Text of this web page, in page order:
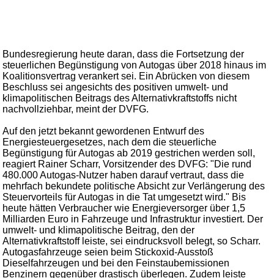
Bundesregierung heute daran, dass die Fortsetzung der
steuerlichen Begünstigung von Autogas über 2018 hinaus im
Koalitionsvertrag verankert sei. Ein Abrücken von diesem
Beschluss sei angesichts des positiven umwelt- und
klimapolitischen Beitrags des Alternativkraftstoffs nicht
nachvollziehbar, meint der DVFG.
Auf den jetzt bekannt gewordenen Entwurf des
Energiesteuergesetzes, nach dem die steuerliche
Begünstigung für Autogas ab 2019 gestrichen werden soll,
reagiert Rainer Scharr, Vorsitzender des DVFG: "Die rund
480.000 Autogas-Nutzer haben darauf vertraut, dass die
mehrfach bekundete politische Absicht zur Verlängerung des
Steuervorteils für Autogas in die Tat umgesetzt wird." Bis
heute hätten Verbraucher wie Energieversorger über 1,5
Milliarden Euro in Fahrzeuge und Infrastruktur investiert. Der
umwelt- und klimapolitische Beitrag, den der
Alternativkraftstoff leiste, sei eindrucksvoll belegt, so Scharr.
Autogasfahrzeuge seien beim Stickoxid-Ausstoß
Dieselfahrzeugen und bei den Feinstaubemissionen
Benzinern gegenüber drastisch überlegen. Zudem leiste